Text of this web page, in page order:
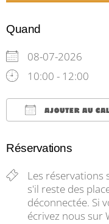
Quand
08-07-2026
10:00 - 12:00
AJOUTER AU
Réservations
Les réservations
s'il reste des
déconnectée. Si
écrivez nous sur